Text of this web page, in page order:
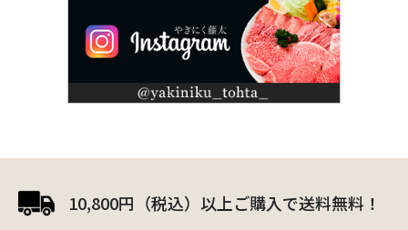
10,800円（税込）以上ご購入で送料無料！